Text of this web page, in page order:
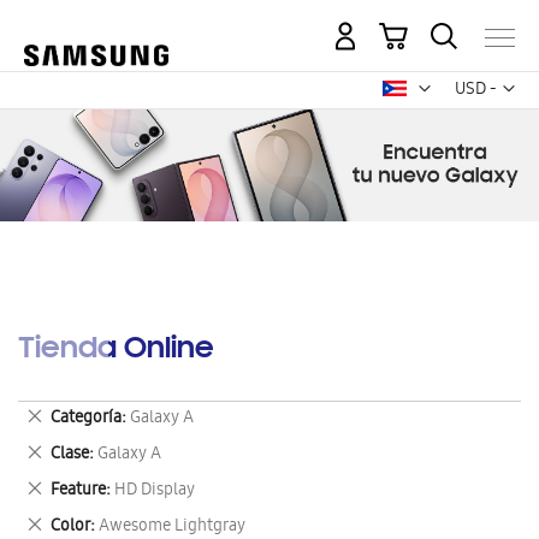
USD -
dólar
Mi carrito
Tienda Online
Categoría Galaxy A
Eliminar
este
artículo
Clase Galaxy A
Eliminar
este
artículo
Feature HD Display
Eliminar
este
Color Awesome Lightgray
Eliminar